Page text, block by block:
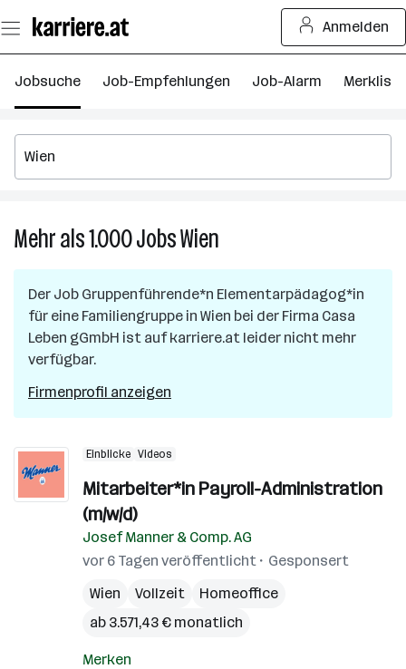
Seiteninhalt
springen
Anmelden
Jobsuche Job-Empfehlungen Job-Alarm Merkliste
Mehr als 1.000JobsWien
Jobs
in
Wien
Der Job Gruppenführende*n Elementarpädagog*in
für eine Familiengruppe in Wien bei der Firma Casa
Leben gGmbH ist auf karriere.at leider nicht mehr
verfügbar.
Firmenprofil anzeigen
Einblicke Videos
Mitarbeiter*in Payroll-Administration
(m/w/d)
Josef Manner & Comp. AG
vor 6 Tagen veröffentlicht
Gesponsert
Wien
Vollzeit
Homeoffice
ab 3.571,43 € monatlich
Merken